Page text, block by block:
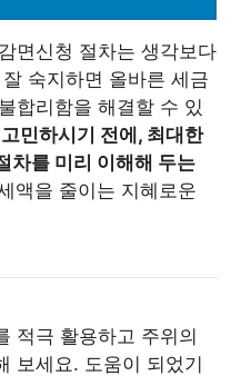
면신청 절차는 생각보다
숙지하면 올바른 세금
합리함을 해결할 수 있
민하시기 전에, 최대한
차를 미리 이해해 두는
액을 줄이는 지혜로운
적극 활용하고 주위의
보세요. 도움이 되었기